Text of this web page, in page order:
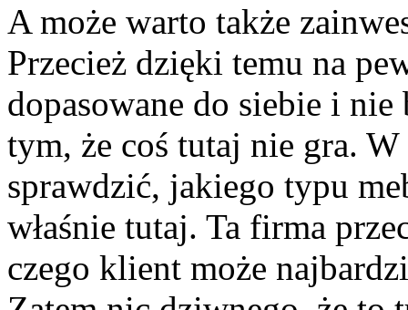
A może warto także
Przecież dzięki temu na
dopasowane do siebie i
tym, że coś tutaj nie gra.
sprawdzić, jakiego typu
właśnie tutaj. Ta firma
czego klient może